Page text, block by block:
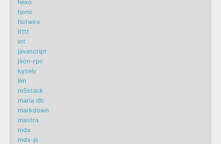
hexo
hono
hotwire
ifttt
iot
javascript
json-rpc
kysely
llm
m5stack
maria db
markdown
mastra
mdx
mdx-js